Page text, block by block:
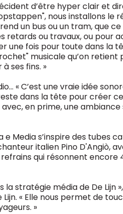
d’être hyper clair et
nous installons le
un bus ou un tram, que
retards ou travaux, ou pour
une fois pour toute dans la
musicale qu’on retient
ses fins. »
« C’est une vraie idée
dans la tête pour créer
en prime, une
e Media s’inspire des tubes
italien Pino D'Angiò,
qui résonnent encore
la stratégie média de De Lijn
« Elle nous permet de
»